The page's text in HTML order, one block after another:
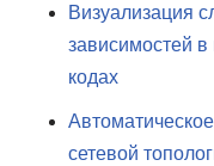
Визуализация
зависимостей
кодах
сетевой